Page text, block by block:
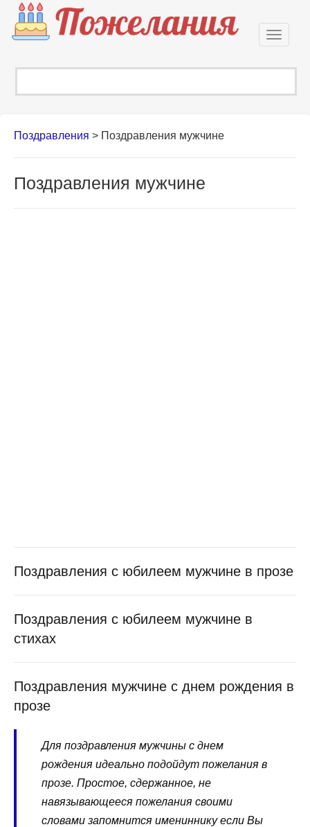
Поздравления > Поздравления мужчине
Поздравления мужчине
Поздравления с юбилеем мужчине в прозе
Поздравления с юбилеем мужчине в
стихах
Поздравления мужчине с днем рождения в
прозе
Для поздравления мужчины с днем
рождения идеально подойдут пожелания в
прозе. Простое, сдержанное, не
навязывающееся пожелания своими
словами запомнится имениннику если Вы